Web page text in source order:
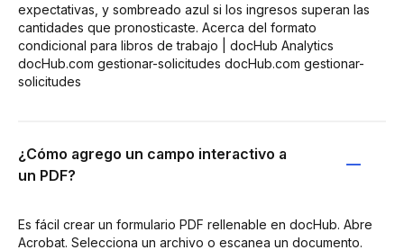
expectativas, y sombreado azul si los ingresos superan las
cantidades que pronosticaste. Acerca del formato
condicional para libros de trabajo | docHub Analytics
docHub.com gestionar-solicitudes docHub.com gestionar-
solicitudes
¿Cómo agrego un campo interactivo a
un PDF?
Es fácil crear un formulario PDF rellenable en docHub. Abre
Acrobat. Selecciona un archivo o escanea un documento.